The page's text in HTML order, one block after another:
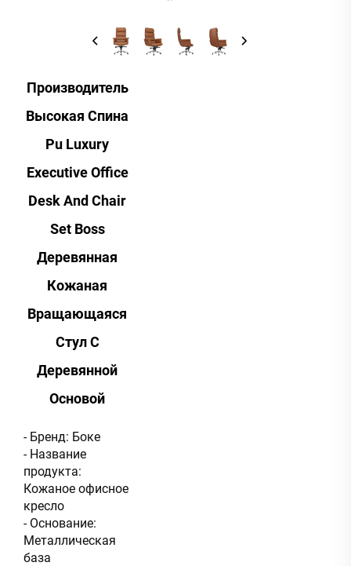
Производитель
Высокая Спина
Pu Luxury
Executive Office
Desk And Chair
Set Boss
Деревянная
Кожаная
Вращающаяся
Стул С
Деревянной
Основой
- Бренд: Боке
- Название
продукта:
Кожаное офисное
кресло
- Основание:
Металлическая
база